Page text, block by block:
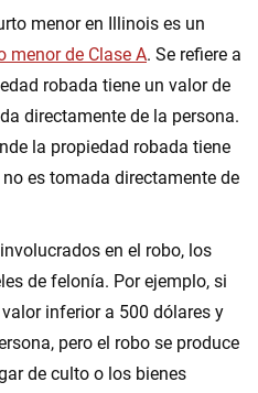
menor en Illinois es un
menor de Clase A. Se refiere a
robada tiene un valor de
directamente de la persona.
la propiedad robada tiene
es tomada directamente de
en el robo, los
de felonía. Por ejemplo, si
inferior a 500 dólares y
pero el robo se produce
de culto o los bienes